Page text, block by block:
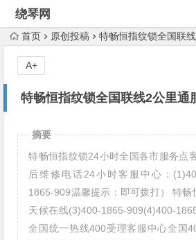
绕琴网
首页 原创投稿 特畅恒指纹锁全国联
特畅恒指纹锁全国联线2公里通
A+
摘要
特畅恒指纹锁24小时全国各市服务点
后维修电话24小时客服中心：
1865-909温馨提示：即可拨打） 特畅
天候在线(3)400-1865-909(4)400-
全国统一热线400受理客服中心全国